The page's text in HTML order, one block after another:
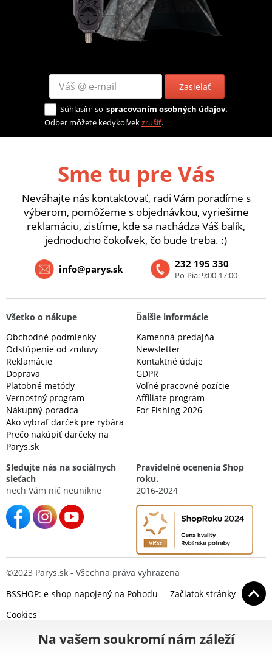
Zasielať
Súhlasím so spracovaním osobných údajov.
Odber môžete kedykoľvekzrušiť.
Sme tu pre Vás
Neváhajte nás kontaktovať, radi Vám poradíme s
výberom, pomôžeme s objednávkou, vyriešime
reklamáciu, zistíme, kde sa nachádza Váš balík,
jednoducho čokoľvek, čo bude treba. :)
232 195 330
Po-Pia: 9:00-17:00
info@parys.sk
Všetko o nákupe
Obchodné podmienky
Odstúpenie od zmluvy
Reklamácie
Doprava
Platobné metódy
Vernostný program
Nákupný poradca
Ako vybrať darček pre rybára
Prečo nakúpiť darčeky na
Parys.sk
Ďalšie informácie
Kamenná predajňa
Newsletter
Kontaktné údaje
GDPR
Voľné pracovné pozície
Affiliate program
For Fishing 2026
Sledujte nás na sociálnych
sieťach
nech Vám nič neunikne
Pravidelné ocenenia Shop
roku.
2016-2024
©2023 Parys.sk - Všechna práva vyhrazena
BSSHOP: e-shop napojený na Pohodu
Začiatok stránky
Cookies
Na vašem soukromí nám záleží